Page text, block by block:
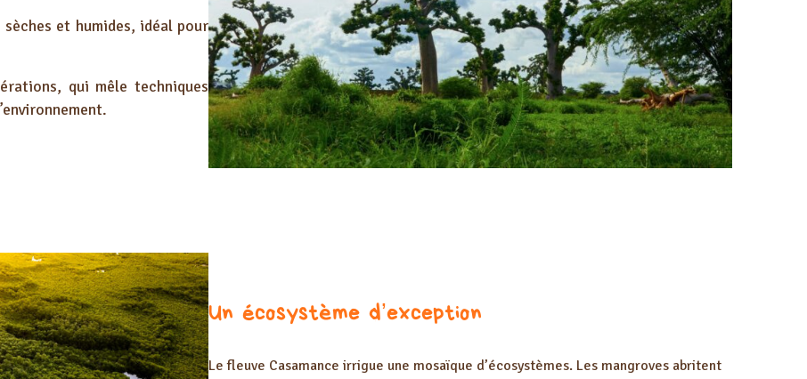
et humides, idéal pour
qui mêle techniques
Un écosystème d’exception
Le fleuve Casamance irrigue une mosaïque d’écosystèmes. Les mangroves abritent